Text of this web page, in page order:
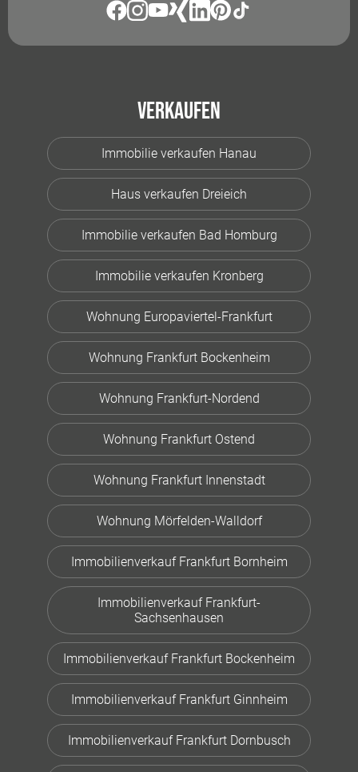
Verkaufen
Immobilie verkaufen Hanau
Haus verkaufen Dreieich
Immobilie verkaufen Bad Homburg
Immobilie verkaufen Kronberg
Wohnung Europaviertel-Frankfurt
Wohnung Frankfurt Bockenheim
Wohnung Frankfurt-Nordend
Wohnung Frankfurt Ostend
Wohnung Frankfurt Innenstadt
Wohnung Mörfelden-Walldorf
Immobilienverkauf Frankfurt Bornheim
Immobilienverkauf Frankfurt-
Sachsenhausen
Immobilienverkauf Frankfurt Bockenheim
Immobilienverkauf Frankfurt Ginnheim
Immobilienverkauf Frankfurt Dornbusch